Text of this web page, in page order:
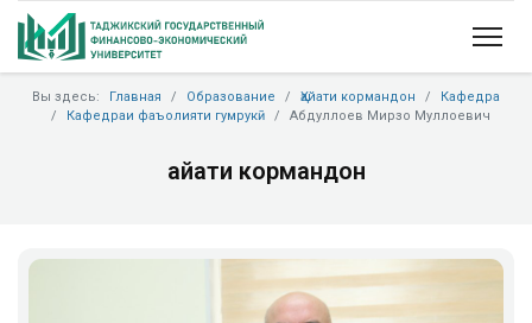
Вы здесь: Главная Образование Ҳайати кормандон
Кафедра
Кафедраи фаъолияти гумрукӣ
Абдуллоев Мирзо Муллоевич
Ҳайати кормандон